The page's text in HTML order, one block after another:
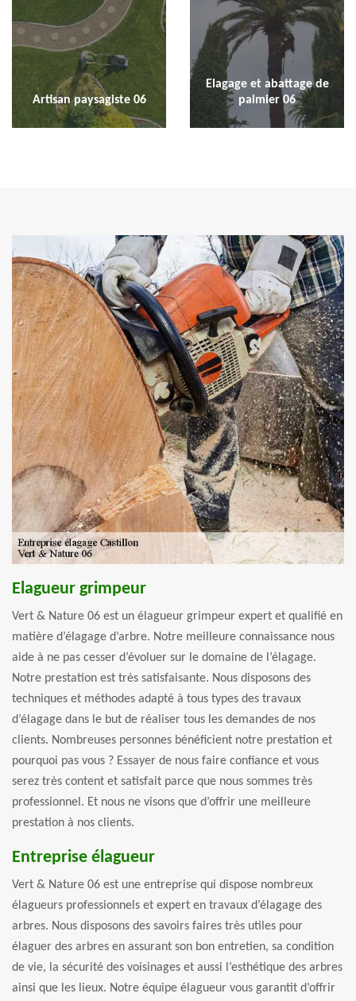
Artisan paysagiste 06
Elagage et abattage de
palmier 06
Elagueur grimpeur
Vert & Nature 06 est un élagueur grimpeur expert et qualifié en
matière d’élagage d’arbre. Notre meilleure connaissance nous
aide à ne pas cesser d’évoluer sur le domaine de l’élagage.
Notre prestation est très satisfaisante. Nous disposons des
techniques et méthodes adapté à tous types des travaux
d’élagage dans le but de réaliser tous les demandes de nos
clients. Nombreuses personnes bénéficient notre prestation et
pourquoi pas vous ? Essayer de nous faire confiance et vous
serez très content et satisfait parce que nous sommes très
professionnel. Et nous ne visons que d’offrir une meilleure
prestation à nos clients.
Entreprise élagueur
Vert & Nature 06 est une entreprise qui dispose nombreux
élagueurs professionnels et expert en travaux d’élagage des
arbres. Nous disposons des savoirs faires très utiles pour
élaguer des arbres en assurant son bon entretien, sa condition
de vie, la sécurité des voisinages et aussi l’esthétique des arbres
ainsi que les lieux. Notre équipe élagueur vous garantit d’offrir